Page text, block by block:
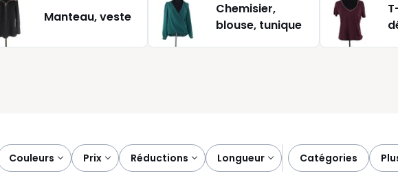
Manteau, veste
Chemisier,
blouse, tunique
couleurs prix réductions longueur catégories